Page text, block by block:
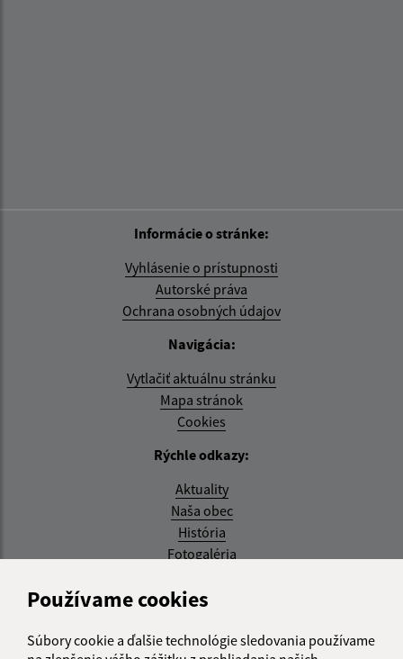
Používame cookies
Súbory cookie a ďalšie technológie sledovania používame
Informácie o stránke:
Vyhlásenie o prístupnosti
Autorské práva
Ochrana osobných údajov
Navigácia:
Vytlačiť aktuálnu stránku
Mapa stránok
Cookies
Rýchle odkazy:
Aktuality
Naša obec
História
Fotogaléria
Aktualizované: